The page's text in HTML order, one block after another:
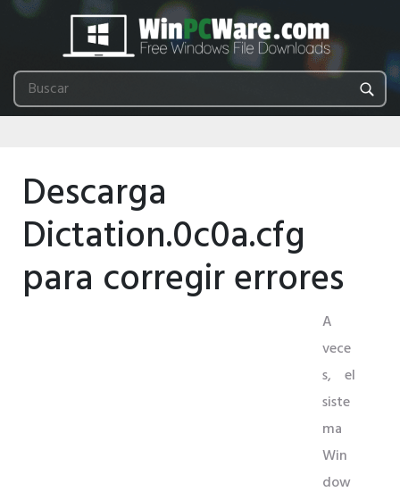
Descarga
Dictation.0c0a.cfg
para corregir errores
A
vece
s, el
siste
ma
Win
dow